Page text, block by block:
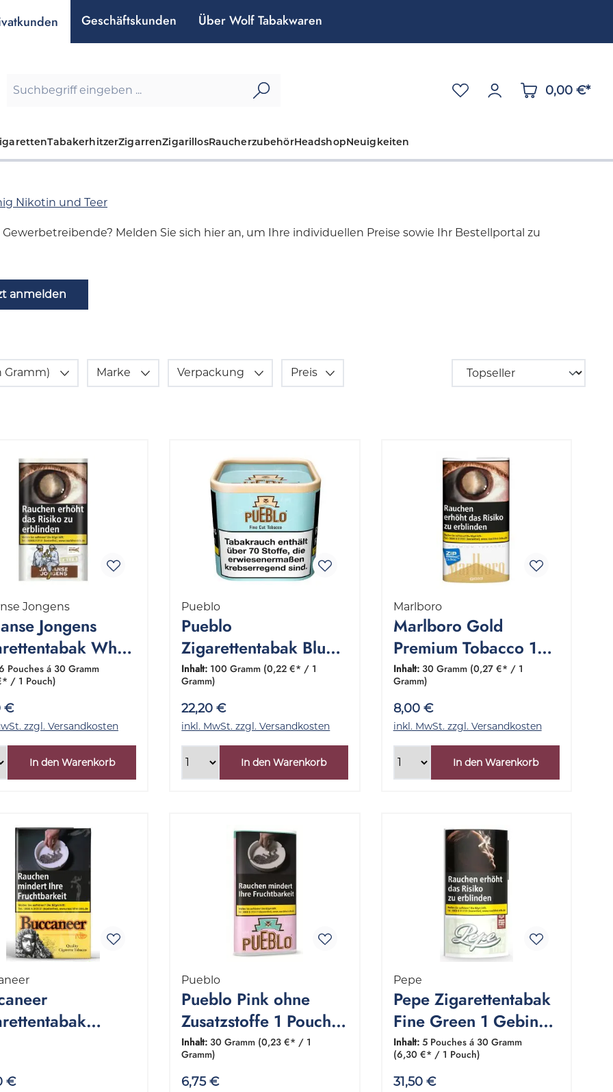
Geschäftskunden Über Wolf Tabakwaren
0,00 €*
TabakerhitzerZigarrenZigarillosRaucherzubehörHeadshopNeuigkeiten
Nikotin und Teer
Gewerbetreibende? Melden Sie sich hier an, um Ihre individuellen Preise sowie Ihr Bestellportal zu
anmelden
Gramm) Marke Verpackung Preis
Jongens
Jongens
White
6x30
Pouches á 30 Gramm
/ 1 Pouch)
€
zzgl. Versandkosten
In den Warenkorb
Pueblo
Pueblo
Zigarettentabak Blue 1
Dose 100 Gramm
Inhalt: 100 Gramm (0,22 €* / 1
Gramm)
22,20 €
inkl. MwSt. zzgl. Versandkosten
In den Warenkorb
Marlboro
Marlboro Gold
Premium Tobacco 1
Pouch 30 Gramm
Inhalt: 30 Gramm (0,27 €* / 1
Gramm)
8,00 €
inkl. MwSt. zzgl. Versandkosten
In den Warenkorb
€
Pueblo
Pueblo Pink ohne
Zusatzstoffe 1 Pouch
30 Gramm
Inhalt: 30 Gramm (0,23 €* / 1
Gramm)
6,75 €
Pepe
Pepe Zigarettentabak
Fine Green 1 Gebinde
5x30 Gramm
Inhalt: 5 Pouches á 30 Gramm
(6,30 €* / 1 Pouch)
31,50 €